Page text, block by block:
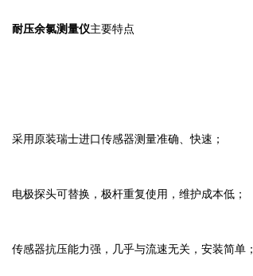
耐压余氯测量仪主要特点
采用原装瑞士进口传感器测量准确、快速；
电极探头可替换，极杆重复使用，维护成本低；
传感器抗压能力强，几乎与流速无关，安装简单；